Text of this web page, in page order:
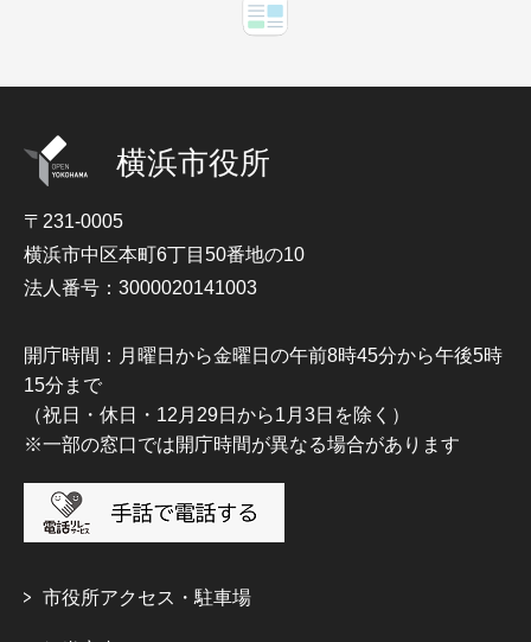
横浜市役所
〒231-0005
横浜市中区本町6丁目50番地の10
法人番号：3000020141003
開庁時間：月曜日から金曜日の午前8時45分から午後5時
15分まで
（祝日・休日・12月29日から1月3日を除く）
※一部の窓口では開庁時間が異なる場合があります
市役所アクセス・駐車場